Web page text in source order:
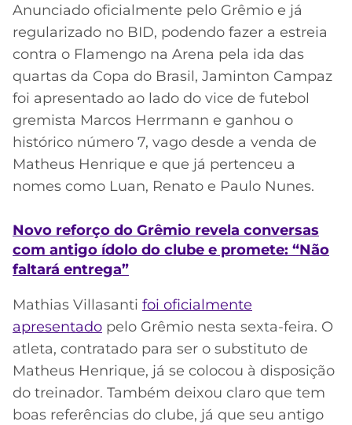
Anunciado oficialmente pelo Grêmio e já
regularizado no BID, podendo fazer a estreia
contra o Flamengo na Arena pela ida das
quartas da Copa do Brasil, Jaminton Campaz
foi apresentado ao lado do vice de futebol
gremista Marcos Herrmann e ganhou o
histórico número 7, vago desde a venda de
Matheus Henrique e que já pertenceu a
nomes como Luan, Renato e Paulo Nunes.
Novo reforço do Grêmio revela conversas
com antigo ídolo do clube e promete: “Não
faltará entrega”
Mathias Villasanti foi oficialmente
apresentado pelo Grêmio nesta sexta-feira. O
atleta, contratado para ser o substituto de
Matheus Henrique, já se colocou à disposição
do treinador. Também deixou claro que tem
boas referências do clube, já que seu antigo